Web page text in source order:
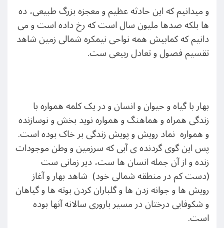
و میدانیم که این حادثه عظیم و معجزه بزرگ طبیعی، ده
ها بلکه صدها ملیون سال است که رخ داده است و می
دانیم که کمابیش همه نواحی نیمکره شمالی زمین شاهد
تقسیم فصول و تعادل ربیعی ست.
بهار با گیاه و حیوان و انسان و در یک کلمه همواره با
زندگی همراه و هماهنگ و همواره نوید بخش و نوسازنده
و همواره نماد رویش و پویش زندگی بر خاک بوده است.
پس این گوی گردنده ی آبی که سرزمین و وطن موجودات
زنده و از آن جمله انسان ها ست، دیر زمانی ست
(دست کم در منطقه شمالی خود) شاهد بهار و آغاز
رویش ها و جوانه زدن ها و گلباران کردن بوته ها و گیاهان
و شکوفایی درختان در مسیر باروری سالانه آنها بوده
است.